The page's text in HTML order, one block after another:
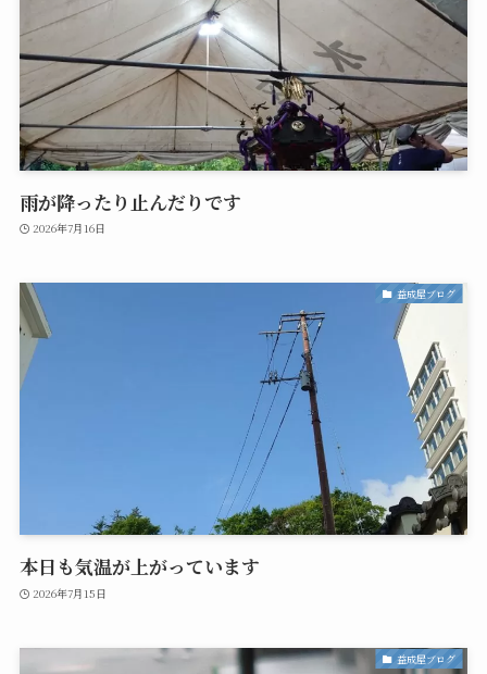
雨が降ったり止んだりです
2026年7月16日
益成屋ブログ
本日も気温が上がっています
2026年7月15日
益成屋ブログ